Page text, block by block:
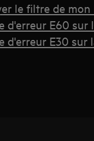
le filtre de mon
d'erreur E60 sur
d'erreur E30 sur